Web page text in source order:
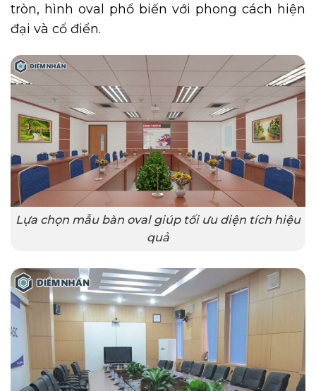
tròn, hình oval phổ biến với phong cách hiện
đại và cổ điển.
Lựa chọn mẫu bàn oval giúp tối ưu diện tích hiệu
quả